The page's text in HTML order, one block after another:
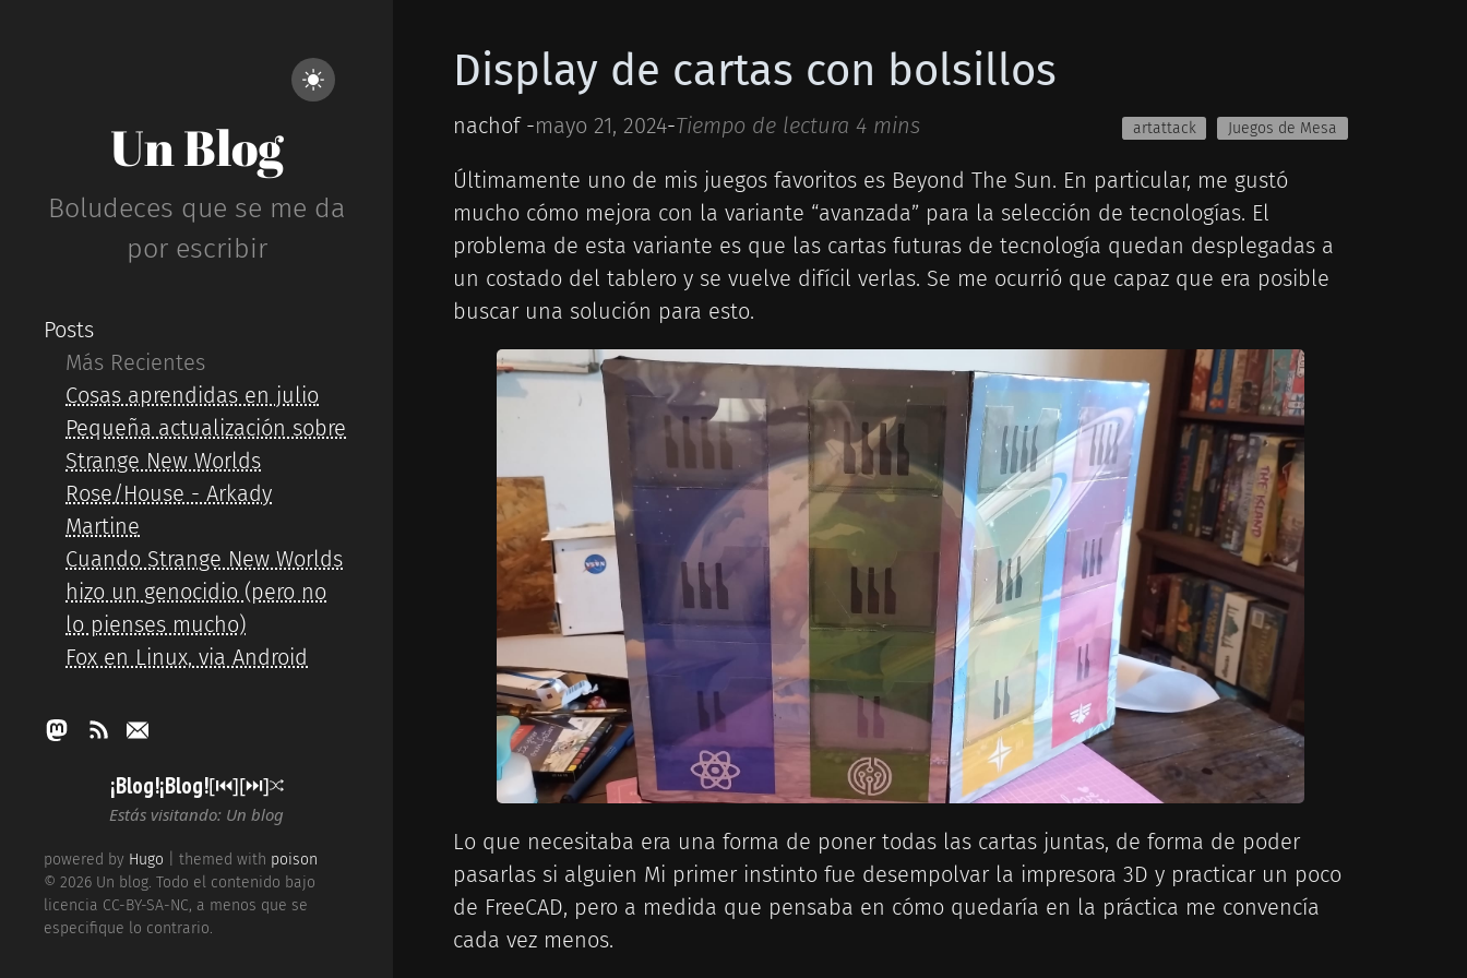
Un Blog
Boludeces que se me da
por escribir
Posts
Más Recientes
Cosas aprendidas en julio
Pequeña actualización sobre
Strange New Worlds
Rose/House - Arkady
Martine
Cuando Strange New Worlds
hizo un genocidio (pero no
lo pienses mucho)
Fox en Linux, via Android
¡Blog!¡Blog![⏮︎][⏭︎]
Estás visitando: Un blog
powered by Hugo | themed with poison
© 2026 Un blog. Todo el contenido bajo
licencia CC-BY-SA-NC, a menos que se
especifique lo contrario.
Display de cartas con bolsillos
nachof -mayo 21, 2024-Tiempo de lectura 4 mins artattack Juegos de Mesa
Últimamente uno de mis juegos favoritos es Beyond The Sun. En particular, me gustó
mucho cómo mejora con la variante “avanzada” para la selección de tecnologías. El
problema de esta variante es que las cartas futuras de tecnología quedan desplegadas a
un costado del tablero y se vuelve difícil verlas. Se me ocurrió que capaz que era posible
buscar una solución para esto.
Lo que necesitaba era una forma de poner todas las cartas juntas, de forma de poder
pasarlas si alguien Mi primer instinto fue desempolvar la impresora 3D y practicar un poco
de FreeCAD, pero a medida que pensaba en cómo quedaría en la práctica me convencía
cada vez menos.